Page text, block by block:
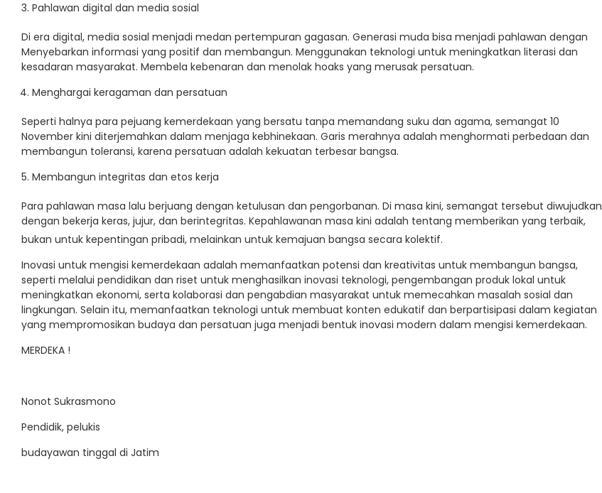
Pahlawan digital dan media sosial
Di era digital, media sosial menjadi medan pertempuran gagasan. Generasi muda bisa menjadi pahlawan dengan
Menyebarkan informasi yang positif dan membangun. Menggunakan teknologi untuk meningkatkan literasi dan
kesadaran masyarakat. Membela kebenaran dan menolak hoaks yang merusak persatuan.
Menghargai keragaman dan persatuan
Seperti halnya para pejuang kemerdekaan yang bersatu tanpa memandang suku dan agama, semangat 10
November kini diterjemahkan dalam menjaga kebhinekaan. Garis merahnya adalah menghormati perbedaan dan
membangun toleransi, karena persatuan adalah kekuatan terbesar bangsa.
Membangun integritas dan etos kerja
Para pahlawan masa lalu berjuang dengan ketulusan dan pengorbanan. Di masa kini, semangat tersebut diwujudkan
dengan bekerja keras, jujur, dan berintegritas. Kepahlawanan masa kini adalah tentang memberikan yang terbaik,
bukan untuk kepentingan pribadi, melainkan untuk kemajuan bangsa secara kolektif.
Inovasi untuk mengisi kemerdekaan adalah memanfaatkan potensi dan kreativitas untuk membangun bangsa,
seperti melalui pendidikan dan riset untuk menghasilkan inovasi teknologi, pengembangan produk lokal untuk
meningkatkan ekonomi, serta kolaborasi dan pengabdian masyarakat untuk memecahkan masalah sosial dan
lingkungan. Selain itu, memanfaatkan teknologi untuk membuat konten edukatif dan berpartisipasi dalam kegiatan
yang mempromosikan budaya dan persatuan juga menjadi bentuk inovasi modern dalam mengisi kemerdekaan.
MERDEKA !
Nonot Sukrasmono
Pendidik, pelukis
budayawan tinggal di Jatim